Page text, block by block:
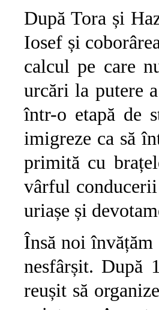
După Tora și
Iosef și
calcul pe care
urcări la putere
într-o etapă de
imigreze ca să
primită cu
vârful
uriașe și
Însă noi învățăm
nesfârșit. După
reușit să